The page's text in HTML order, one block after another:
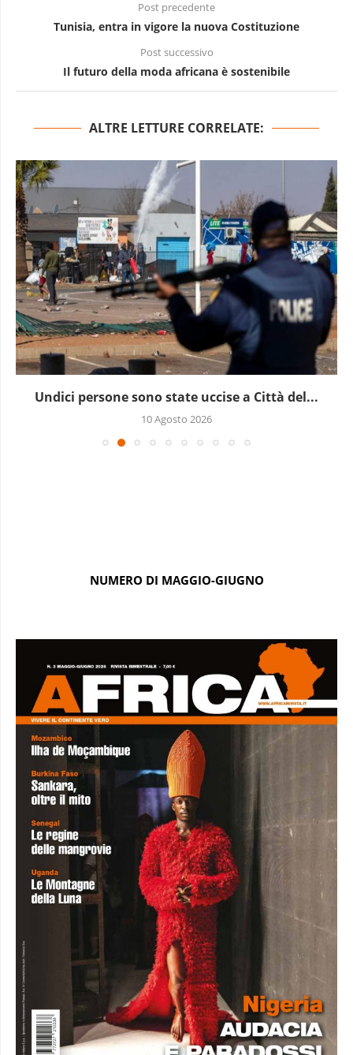
Post precedente
Tunisia, entra in vigore la nuova Costituzione
Post successivo
Il futuro della moda africana è sostenibile
ALTRE LETTURE CORRELATE:
Undici persone sono state uccise a Città del...
10 Agosto 2026
NUMERO DI MAGGIO-GIUGNO